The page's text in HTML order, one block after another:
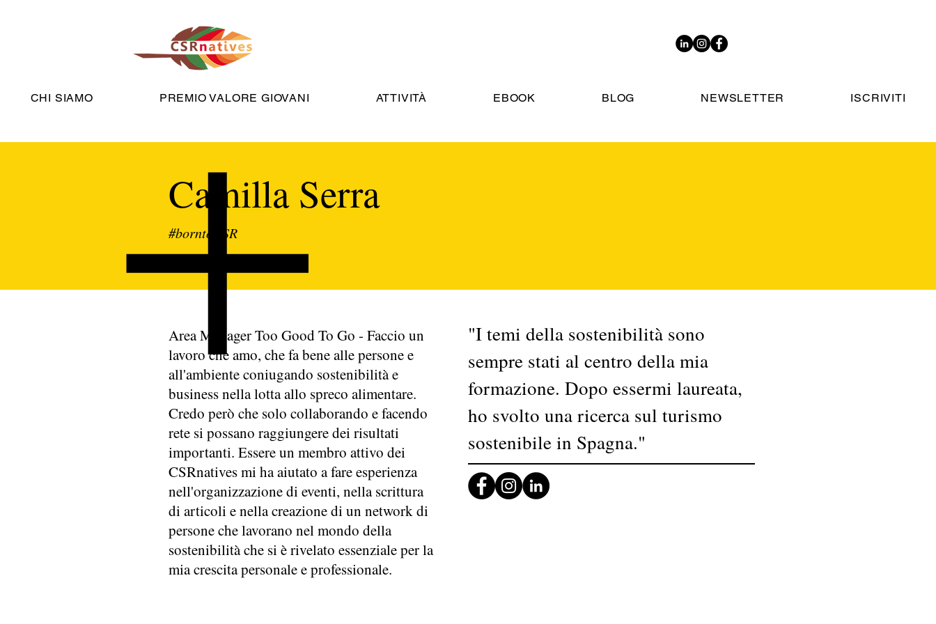
CHI SIAMO PREMIO VALORE GIOVANI ATTIVITÀ EBOOK BLOG NEWSLETTER ISCRIVITI
Camilla Serra
#borntoCSR
Area Manager Too Good To Go - Faccio un
lavoro che amo, che fa bene alle persone e
all'ambiente coniugando sostenibilità e
business nella lotta allo spreco alimentare.
Credo però che solo collaborando e facendo
rete si possano raggiungere dei risultati
importanti. Essere un membro attivo dei
CSRnatives mi ha aiutato a fare esperienza
nell'organizzazione di eventi, nella scrittura
di articoli e nella creazione di un network di
persone che lavorano nel mondo della
sostenibilità che si è rivelato essenziale per la
mia crescita personale e professionale.
"I temi della sostenibilità sono
sempre stati al centro della mia
formazione. Dopo essermi laureata,
ho svolto una ricerca sul turismo
sostenibile in Spagna."